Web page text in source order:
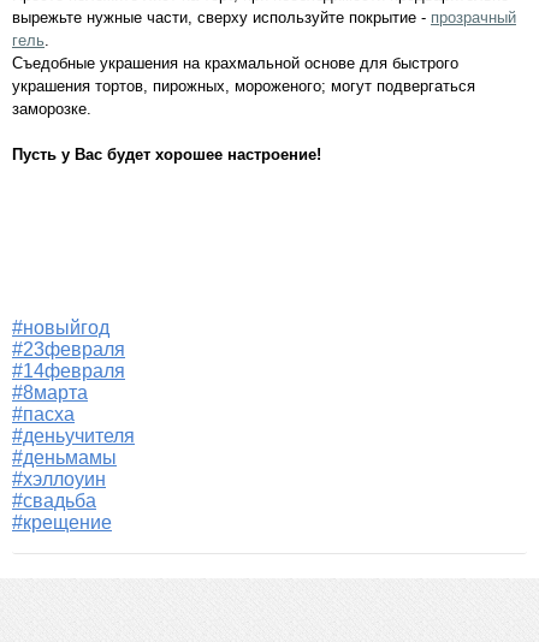
вырежьте нужные части, сверху используйте покрытие - прозрачный
гель
Съедобные украшения на крахмальной основе для быстрого
украшения тортов, пирожных, мороженого; могут подвергаться
заморозке.
Пусть у Вас будет хорошее настроение!
#новыйгод
#23февраля
#14февраля
#8марта
#пасха
#деньучителя
#деньмамы
#хэллоуин
#свадьба
#крещение